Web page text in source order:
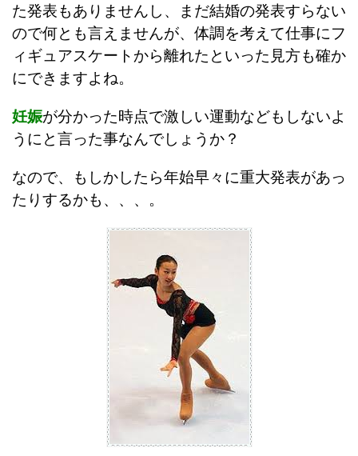
た発表もありませんし、まだ結婚の発表すらない
ので何とも言えませんが、体調を考えて仕事にフ
ィギュアスケートから離れたといった見方も確か
にできますよね。
妊娠が分かった時点で激しい運動などもしないよ
うにと言った事なんでしょうか？
なので、もしかしたら年始早々に重大発表があっ
たりするかも、、、。